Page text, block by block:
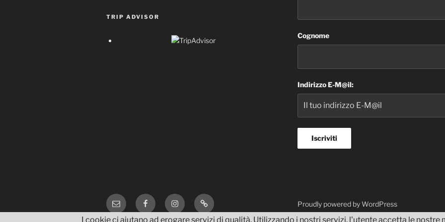
TRIP ADVISOR
Cognome
Indirizzo E-M@il:
Email FacebookInstagramTripAdvisor Proudly powered by WordPress
I cookie ci aiutano ad erogare servizi di qualità. Utilizzando i nostri servizi, l'utente accetta le nostre